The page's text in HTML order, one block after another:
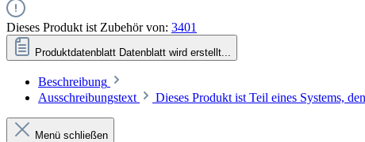
Dieses Produkt ist Zubehör von: 3401
Produktdatenblatt Datenblatt wird erstellt...
Beschreibung
Ausschreibungstext
Dieses Produkt ist Teil eines Systems,
Menü schließen